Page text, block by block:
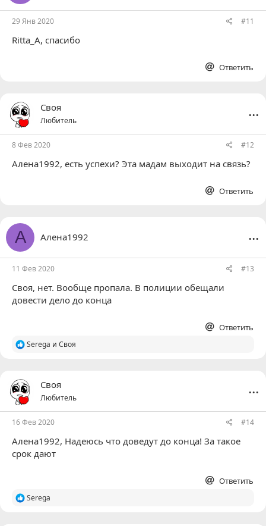
29 Янв 2020 #11
Ritta_A, спасибо
Ответить
Своя
Любитель
...
8 Фев 2020 #12
Алена1992, есть успехи? Эта мадам выходит на связь?
Ответить
А Алена1992 ...
11 Фев 2020 #13
Своя, нет. Вообще пропала. В полиции обещали
довести дело до конца
Ответить
Р
ц
и
и
:
Serega и Своя
Своя
Любитель
...
16 Фев 2020 #14
Алена1992, Надеюсь что доведут до конца! За такое
срок дают
Ответить
Р
Serega